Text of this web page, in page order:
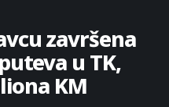
završena
u TK,
KM